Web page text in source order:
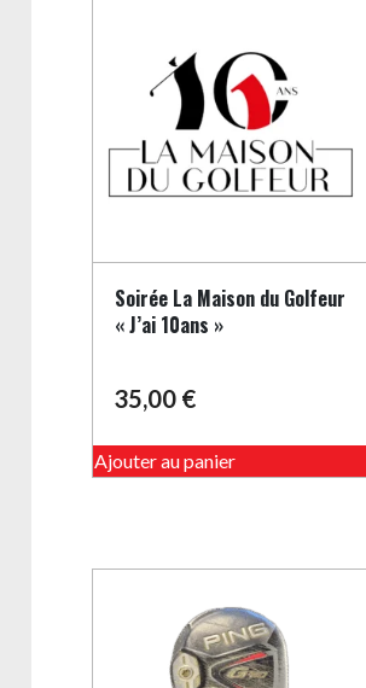
Soirée La Maison du Golfeur
« J’ai 10ans »
35,00 €
Ajouter au panier